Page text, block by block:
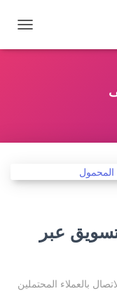
التنقل
عبر
بالعملاء المحتملين